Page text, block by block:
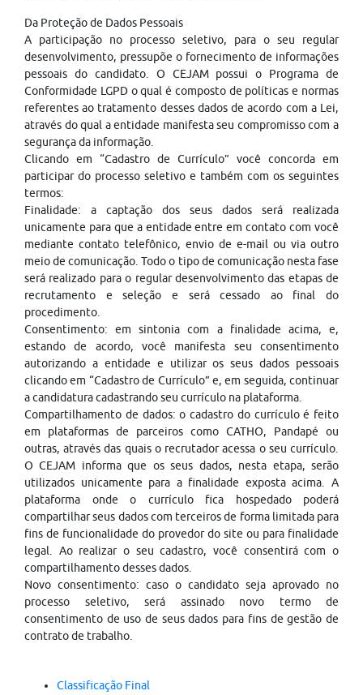
Da Proteção de Dados Pessoais
A participação no processo seletivo, para o seu regular
desenvolvimento, pressupõe o fornecimento de informações
pessoais do candidato. O CEJAM possui o Programa de
Conformidade LGPD o qual é composto de políticas e normas
referentes ao tratamento desses dados de acordo com a Lei,
através do qual a entidade manifesta seu compromisso com a
segurança da informação.
Clicando em “Cadastro de Currículo” você concorda em
participar do processo seletivo e também com os seguintes
termos:
Finalidade: a captação dos seus dados será realizada
unicamente para que a entidade entre em contato com você
mediante contato telefônico, envio de e-mail ou via outro
meio de comunicação. Todo o tipo de comunicação nesta fase
será realizado para o regular desenvolvimento das etapas de
recrutamento e seleção e será cessado ao final do
procedimento.
Consentimento: em sintonia com a finalidade acima, e,
estando de acordo, você manifesta seu consentimento
autorizando a entidade e utilizar os seus dados pessoais
clicando em “Cadastro de Currículo” e, em seguida, continuar
a candidatura cadastrando seu currículo na plataforma.
Compartilhamento de dados: o cadastro do currículo é feito
em plataformas de parceiros como CATHO, Pandapé ou
outras, através das quais o recrutador acessa o seu currículo.
O CEJAM informa que os seus dados, nesta etapa, serão
utilizados unicamente para a finalidade exposta acima. A
plataforma onde o currículo fica hospedado poderá
compartilhar seus dados com terceiros de forma limitada para
fins de funcionalidade do provedor do site ou para finalidade
legal. Ao realizar o seu cadastro, você consentirá com o
compartilhamento desses dados.
Novo consentimento: caso o candidato seja aprovado no
processo seletivo, será assinado novo termo de
consentimento de uso de seus dados para fins de gestão de
contrato de trabalho.
Classificação Final